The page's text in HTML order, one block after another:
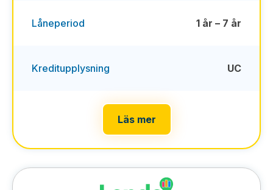
Låneperiod 1 år – 7 år
Kreditupplysning UC
Läs mer